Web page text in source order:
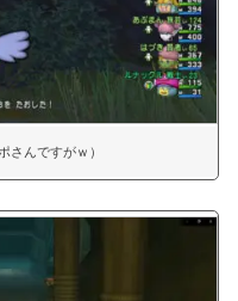
さんですがｗ）